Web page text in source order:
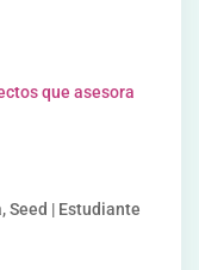
que asesora
Seed | Estudiante